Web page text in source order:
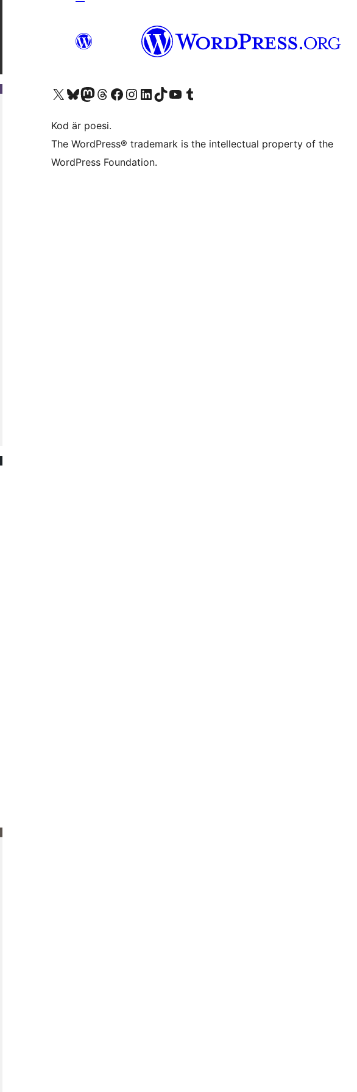
Besök vår X-konto (f.d. Twitter)
Besök vårt Bluesky-konto
Besök vårt Mastodon-konto
Besök vårt Thread-konto
Besök vår Facebook-sidaBesök vårt Instagram-konto
Besök vårt LinkedIn-konto
Besök vårt TikTok-konto
Besök vår YouTube-kanalBesök vårt Tumblr-konto
Kod är poesi.
The WordPress® trademark is the intellectual property of the
WordPress Foundation.